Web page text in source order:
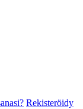
Rekisteröidy